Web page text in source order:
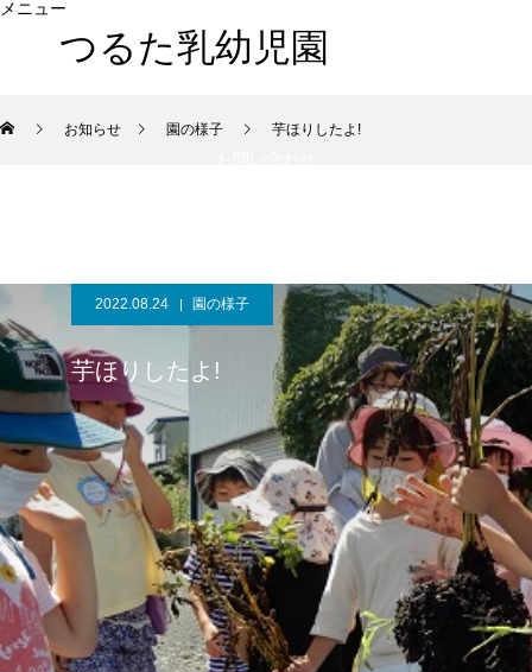
つるた乳幼児園
メニュー
HOME 当園について 入園のご案内
お知らせ 園の様子 芋ほりしたよ!
2022.08.24 園の様子
芋ほりしたよ!